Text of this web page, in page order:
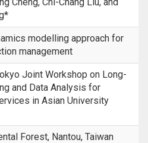
modelling approach for
management
Joint Workshop on Long-
and Data Analysis for
in Asian University
Forest, Nantou, Taiwan